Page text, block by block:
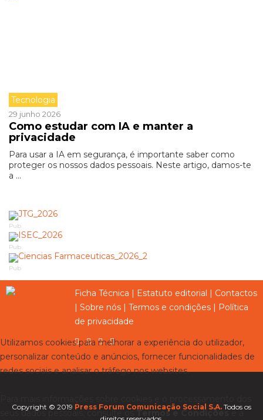
Tecnologia
29 junho 2026
Como estudar com IA e manter a
privacidade
Para usar a IA em segurança, é importante saber como
proteger os nossos dados pessoais. Neste artigo, damos-te
a ...
Pub
Pub
Pub
Ficha Técnica Estatuto editorial
Contactos
Sobre nós Termos e condições
Política
de privacidade
Copyright © 2019 Press Forum Comunicação Social S.A. Todos os
Utilizamos cookies para melhorar a experiência do utilizador,
personalizar conteúdo e anúncios, fornecer funcionalidades de
redes sociais e analisar o tráfego nos websites.
seus dados pessoais, consulte osTermos e Condiçõese a